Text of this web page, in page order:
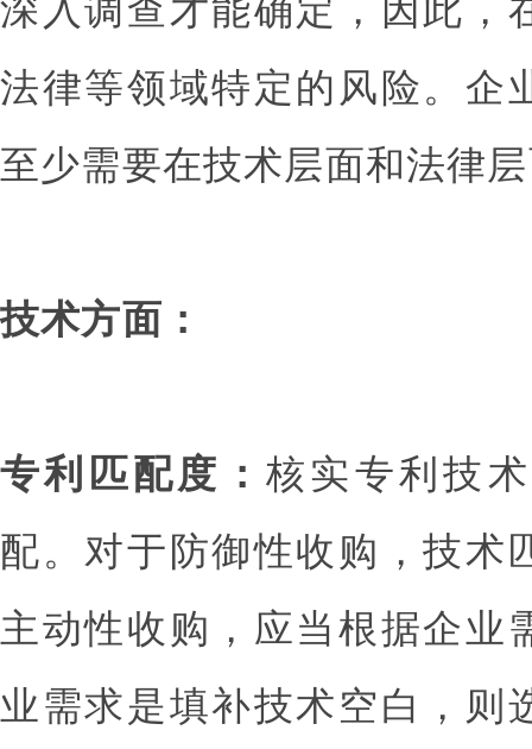
深入调查才能确定，因此，
法律等领域特定的风险。企
至少需要在技术层面和法律
技术方面：
专利匹配度： 核实专利技
配。对于防御性收购，技术
主动性收购，应当根据企业
业需求是填补技术空白，则